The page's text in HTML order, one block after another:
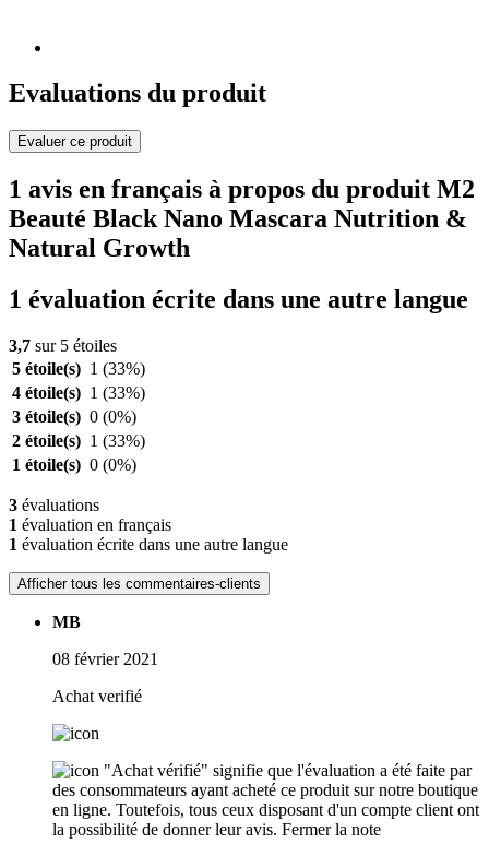
Evaluations du produit
Evaluer ce produit
1 avis en français à propos du produit M2
Beauté Black Nano Mascara Nutrition &
Natural Growth
1 évaluation écrite dans une autre langue
3,7 sur 5 étoiles
5 étoile(s) 1 (33%)
4 étoile(s) 1 (33%)
3 étoile(s) 0 (0%)
2 étoile(s) 1 (33%)
1 étoile(s) 0 (0%)
3 évaluations
1 évaluation en français
1 évaluation écrite dans une autre langue
Afficher tous les commentaires-clients
MB
08 février 2021
Achat verifié
"Achat vérifié" signifie que l'évaluation a été faite par
des consommateurs ayant acheté ce produit sur notre boutique
en ligne. Toutefois, tous ceux disposant d'un compte client ont
la possibilité de donner leur avis. Fermer la note